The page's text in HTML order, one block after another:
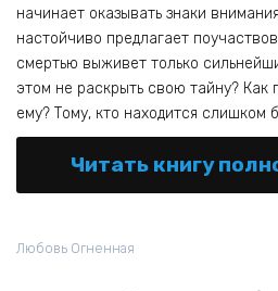
начинает оказывать знаки
настойчиво предлагает
смертью выживет только
этом не раскрыть свою тайну? Как
ему? Тому, кто находится слишком
Читать книгу
Любовь Огненная